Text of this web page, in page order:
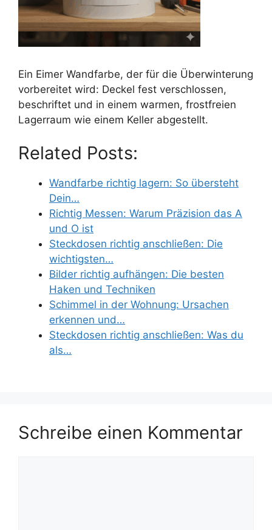
Ein Eimer Wandfarbe, der für die Überwinterung
vorbereitet wird: Deckel fest verschlossen,
beschriftet und in einem warmen, frostfreien
Lagerraum wie einem Keller abgestellt.
Related Posts:
Wandfarbe richtig lagern: So übersteht
Dein…
Richtig Messen: Warum Präzision das A
und O ist
Steckdosen richtig anschließen: Die
wichtigsten…
Bilder richtig aufhängen: Die besten
Haken und Techniken
Schimmel in der Wohnung: Ursachen
erkennen und…
Steckdosen richtig anschließen: Was du
als…
Schreibe einen Kommentar